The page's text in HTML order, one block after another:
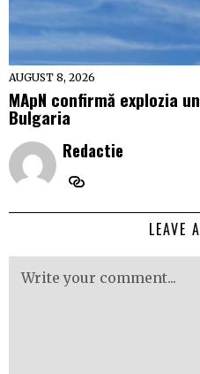
AUGUST 8, 2026
MApN confirmă explozia
Bulgaria
Redactie
LEAVE